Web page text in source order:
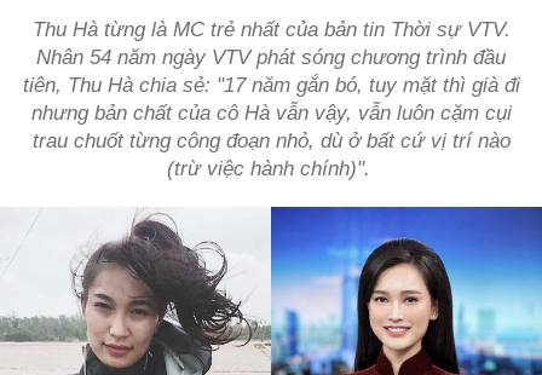
Thu Hà từng là MC trẻ nhất của bản tin Thời sự VTV.
Nhân 54 năm ngày VTV phát sóng chương trình đầu
tiên, Thu Hà chia sẻ: "17 năm gắn bó, tuy mặt thì già đi
nhưng bản chất của cô Hà vẫn vậy, vẫn luôn cặm cụi
trau chuốt từng công đoạn nhỏ, dù ở bất cứ vị trí nào
(trừ việc hành chính)".